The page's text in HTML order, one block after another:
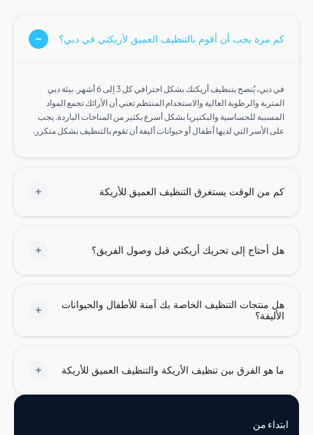
يجب أن أقوم بالتنظيف العميق لأريكتي في دبي؟
في دبي، يُنصح بتنظيف أريكتك بشكل احترافي كل 3 إلى 6 أشهر. بيئة دبي
والرطوبة العالية والاستخدام المنتظم تعني أن الأرائك تجمع المواد
للحساسية والبكتيريا بشكل أسرع بكثير من المناخات الباردة. يجب
الأسر التي لديها أطفال أو حيوانات أليفة أن تقوم بالتنظيف بشكل متكرر.
الوقت يستغرق التنظيف العميق للأريكة
إلى تحريك أريكتي قبل وصول الفريق؟
التنظيف الخاصة بك آمنة للأطفال والحيوانات
الفرق بين تنظيف الأريكة والتنظيف العميق للأريكة